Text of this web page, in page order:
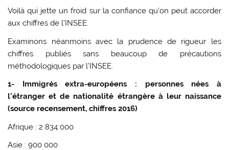
Voilà qui jette un froid sur la confiance qu’on peut accorder
aux chiffres de l’INSEE.
Examinons néanmoins avec la prudence de rigueur les
chiffres publiés sans beaucoup de précautions
méthodologiques par l’INSEE.
1- Immigrés extra-européens : personnes nées à
l’étranger et de nationalité étrangère à leur naissance
(source recensement, chiffres 2016)
Afrique : 2 834 000
Asie : 900 000